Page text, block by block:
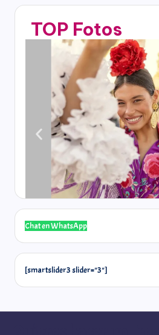
TOP Fotos
Chat en WhatsApp
[smartslider3 slider="3"]